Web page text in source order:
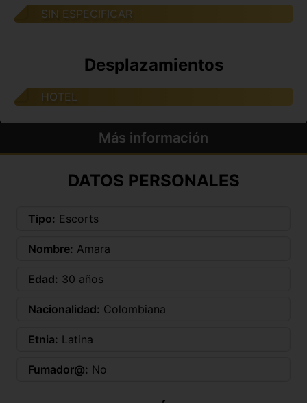
SIN ESPECIFICAR
Desplazamientos
HOTEL
Más información
DATOS PERSONALES
Tipo: Escorts
Nombre: Amara
Edad: 30 años
Nacionalidad: Colombiana
Etnia: Latina
Fumador@: No